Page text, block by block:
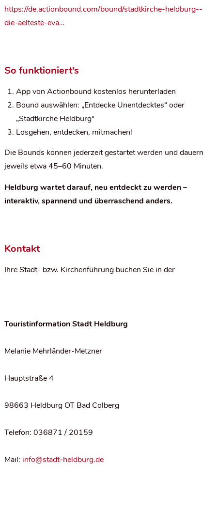
https://de.actionbound.com/bound/stadtkirche-heldburg--
die-aelteste-eva…
So funktioniert’s
App von Actionbound kostenlos herunterladen
Bound auswählen: „Entdecke Unentdecktes“ oder
„Stadtkirche Heldburg“
Losgehen, entdecken, mitmachen!
Die Bounds können jederzeit gestartet werden und dauern
jeweils etwa 45–60 Minuten.
Heldburg wartet darauf, neu entdeckt zu werden –
interaktiv, spannend und überraschend anders.
Kontakt
Ihre Stadt- bzw. Kirchenführung buchen Sie in der
Touristinformation Stadt Heldburg
Melanie Mehrländer-Metzner
Hauptstraße 4
98663 Heldburg OT Bad Colberg
Telefon: 036871 / 20159
Mail: info@stadt-heldburg.de